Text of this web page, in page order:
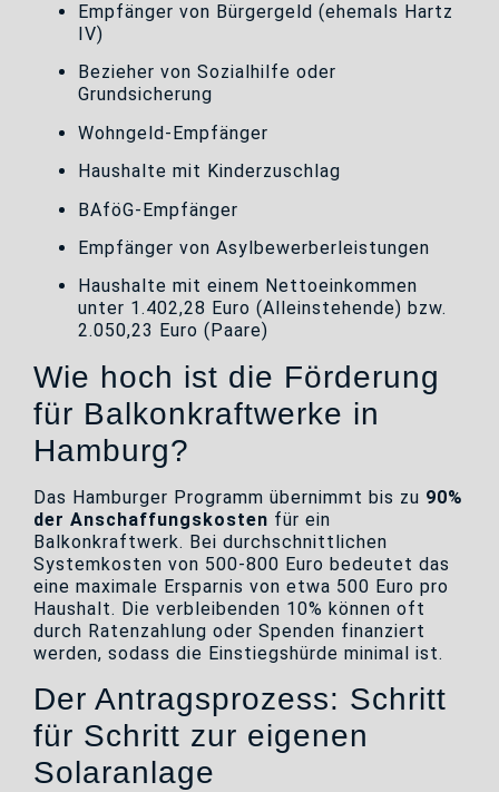
Empfänger von Bürgergeld (ehemals Hartz
IV)
Bezieher von Sozialhilfe oder
Grundsicherung
Wohngeld-Empfänger
Haushalte mit Kinderzuschlag
BAföG-Empfänger
Empfänger von Asylbewerberleistungen
Haushalte mit einem Nettoeinkommen
unter 1.402,28 Euro (Alleinstehende) bzw.
2.050,23 Euro (Paare)
Wie hoch ist die Förderung
für Balkonkraftwerke in
Hamburg?
Das Hamburger Programm übernimmt bis zu 90%
der Anschaffungskosten für ein
Balkonkraftwerk. Bei durchschnittlichen
Systemkosten von 500-800 Euro bedeutet das
eine maximale Ersparnis von etwa 500 Euro pro
Haushalt. Die verbleibenden 10% können oft
durch Ratenzahlung oder Spenden finanziert
werden, sodass die Einstiegshürde minimal ist.
Der Antragsprozess: Schritt
für Schritt zur eigenen
Solaranlage